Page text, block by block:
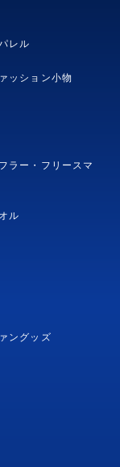
レル
ッション小物
ラー・フリースマ
ル
ングッズ